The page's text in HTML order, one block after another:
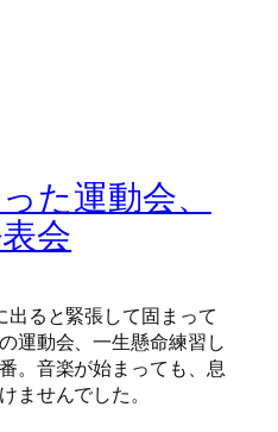
た運動会、
会
ると緊張して固まって
運動会、一生懸命練習し
。音楽が始まっても、息
ませんでした。